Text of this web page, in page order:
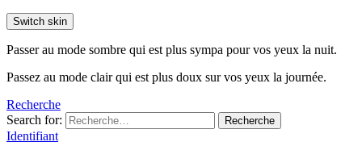
Switch skin
Passer au mode sombre qui est plus sympa pour vos yeux la nuit.
Passez au mode clair qui est plus doux sur vos yeux la journée.
Recherche
Search for:
Recherche
Identifiant